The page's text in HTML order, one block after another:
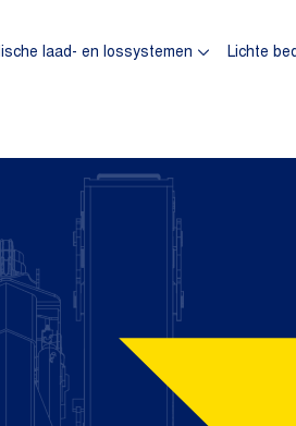
laad- en lossystemen Lichte